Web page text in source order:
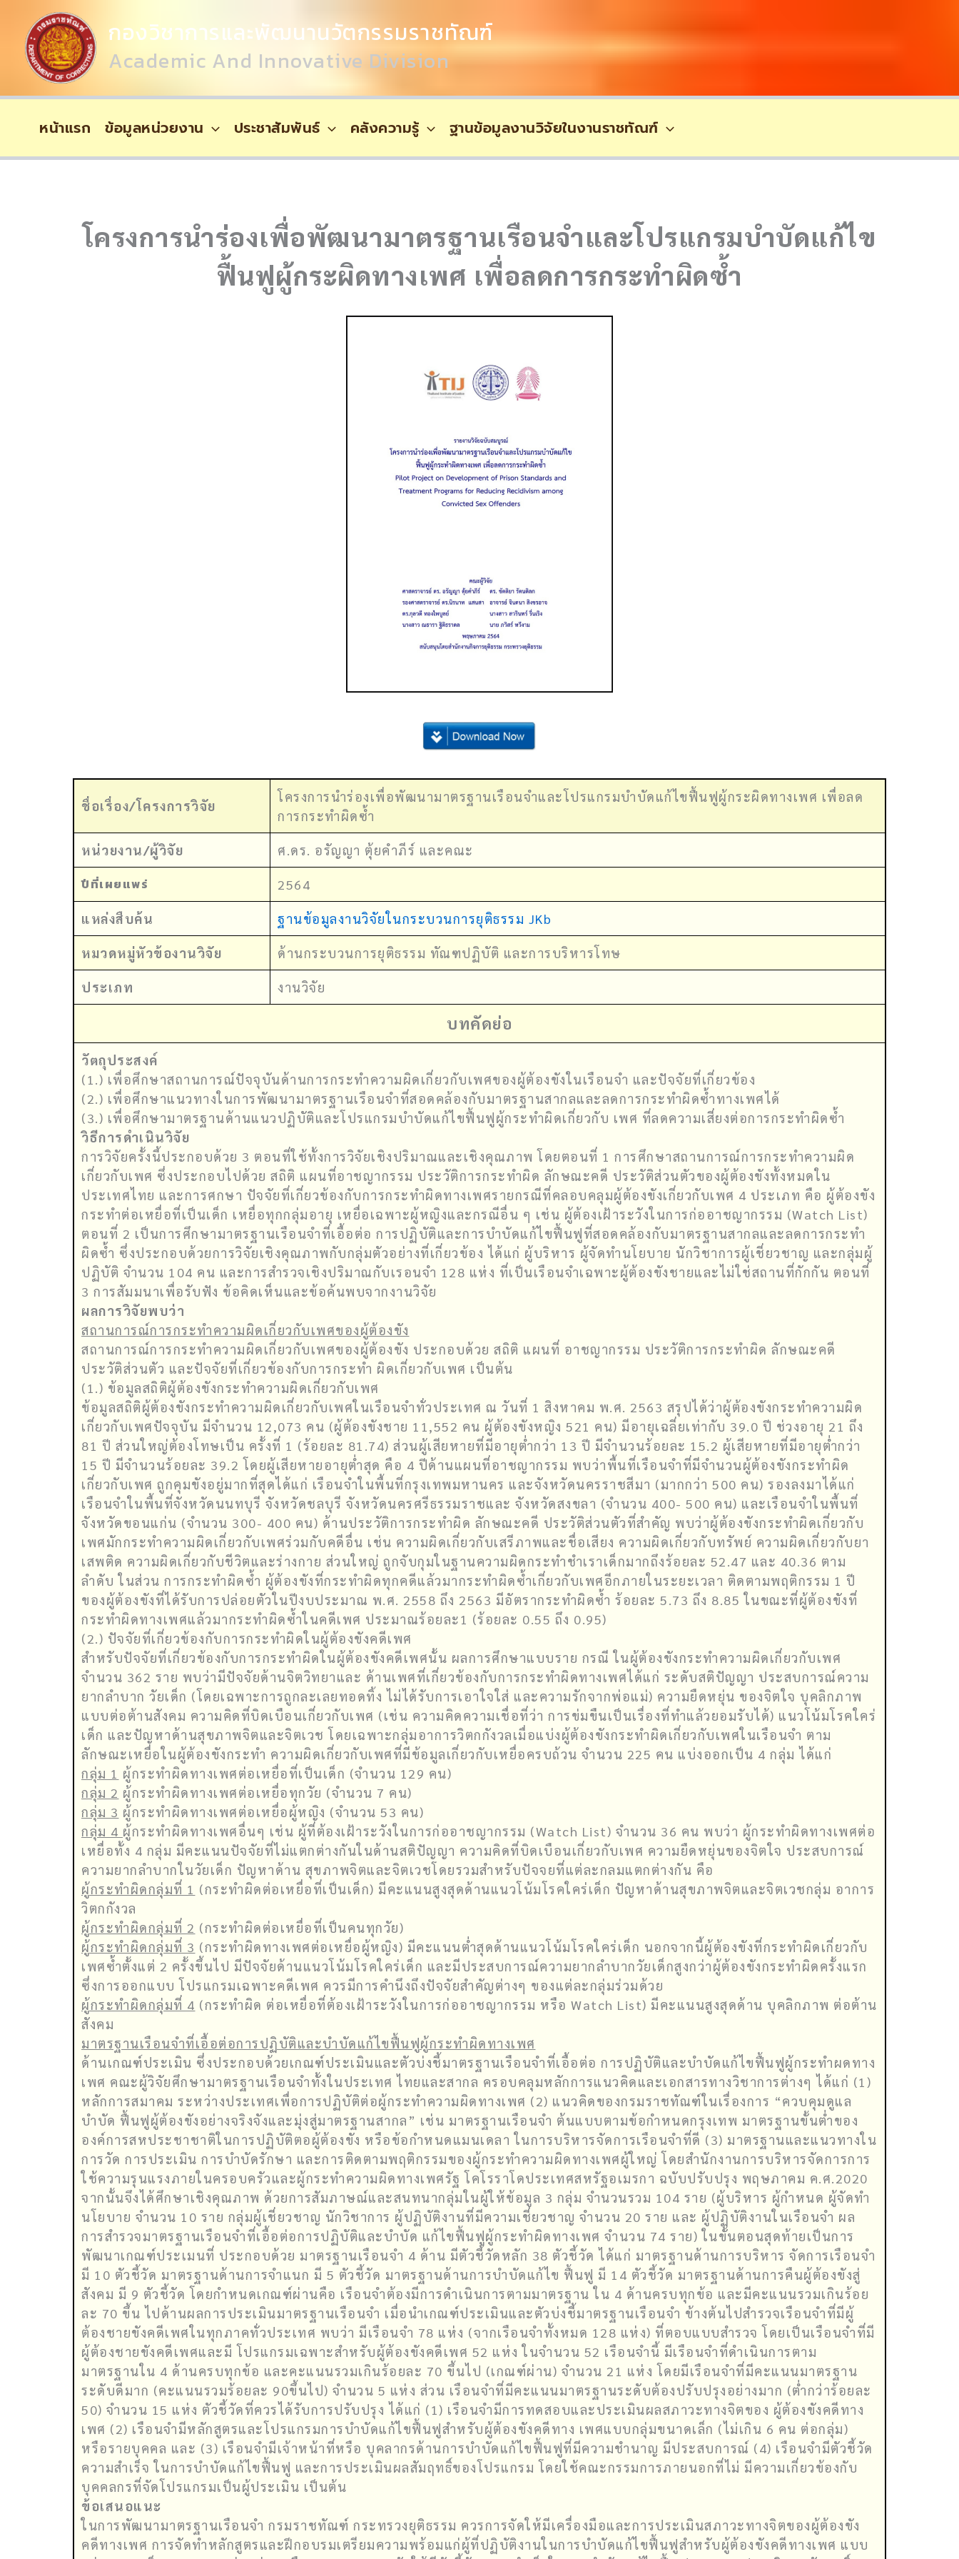
Content
Content
กองวิชาการและพัฒนานวัตกรรมราชทัณฑ์
Academic And Innovative Division
หน้าแรก ข้อมูลหน่วยงาน ประชาสัมพันธ์ คลังความรู้ ฐานข้อมูลงานวิจัยในงานราชทัณฑ์
โครงการนำร่องเพื่อพัฒนามาตรฐานเรือนจำและโปรแกรมบำบัดแก้ไข
ฟื้นฟูผู้กระผิดทางเพศ เพื่อลดการกระทำผิดซ้ำ
ชื่อเรื่อง/โครงการวิจัย
โครงการนำร่องเพื่อพัฒนามาตรฐานเรือนจำและโปรแกรมบำบัดแก้ไขฟื้นฟูผู้กระผิดทางเพศ เพื่อลด
การกระทำผิดซ้ำ
หน่วยงาน/ผู้วิจัย ศ.ดร. อรัญญา ตุ้ยคําภีร์ และคณะ
ปีที่เผยแพร่ 2564
แหล่งสืบค้น ฐานข้อมูลงานวิจัยในกระบวนการยุติธรรม JKb
หมวดหมู่หัวข้องานวิจัย ด้านกระบวนการยุติธรรม ทัณฑปฏิบัติ และการบริหารโทษ
ประเภท งานวิจัย
บทคัดย่อ
วัตถุประสงค์
(1.) เพื่อศึกษาสถานการณ์ปัจจุบันด้านการกระทำความผิดเกี่ยวกับเพศของผู้ต้องขังในเรือนจำ และปัจจัยที่เกี่ยวข้อง
(2.) เพื่อศึกษาแนวทางในการพัฒนามาตรฐานเรือนจำที่สอดคล้องกับมาตรฐานสากลและลดการกระทำผิดซ้ำทางเพศได้
(3.) เพื่อศึกษามาตรฐานด้านแนวปฏิบัติและโปรแกรมบำบัดแก้ไขฟื้นฟูผู้กระทำผิดเกี่ยวกับ เพศ ที่ลดความเสี่ยงต่อการกระทำผิดซ้ำ
วิธีการดำเนินวิจัย
การวิจัยครั้งนี้ประกอบด้วย 3 ตอนที่ใช้ทั้งการวิจัยเชิงปริมาณและเชิงคุณภาพ โดยตอนที่ 1 การศึกษาสถานการณ์การกระทำความผิด
เกี่ยวกับเพศ ซึ่งประกอบไปด้วย สถิติ แผนที่อาชญากรรม ประวัติการกระทำผิด ลักษณะคดี ประวัติส่วนตัวของผู้ต้องขังทั้งหมดใน
ประเทศไทย และการศกษา ปัจจัยที่เกี่ยวข้องกับการกระทำผิดทางเพศรายกรณีที่คลอบคลุมผู้ต้องขังเกี่ยวกับเพศ 4 ประเภท คือ ผู้ต้องขัง
กระทำต่อเหยื่อที่เป็นเด็ก เหยื่อทุกกลุ่มอายุ เหยื่อเฉพาะผู้หญิงและกรณีอื่น ๆ เช่น ผู้ต้องเฝ้าระวังในการก่ออาชญากรรม (watch List)
ตอนที่ 2 เป็นการศึกษามาตรฐานเรือนจำที่เอื้อต่อ การปฏิบัติและการบำบัดแก้ไขฟื้นฟูที่สอดคล้องกับมาตรฐานสากลและลดการกระทำ
ผิดซ้ำ ซึ่งประกอบด้วยการวิจัยเชิงคุณภาพกับกลุ่มตัวอย่างที่เกี่ยวข้อง ได้แก่ ผู้บริหาร ผู้จัดทำนโยบาย นักวิชาการผู้เชี่ยวชาญ และกลุ่มผู้
ปฏิบัติ จำนวน 104 คน และการสำรวจเชิงปริมาณกับเรอนจำ 128 แห่ง ที่เป็นเรือนจำเฉพาะผู้ต้องขังชายและไม่ใช่สถานที่กักกัน ตอนที่
3 การสัมมนาเพื่อรับฟัง ข้อคิดเห็นและข้อค้นพบจากงานวิจัย
ผลการวิจัยพบว่า
สถานการณ์การกระทำความผิดเกี่ยวกับเพศของผู้ต้องขัง
สถานการณ์การกระทำความผิดเกี่ยวกับเพศของผู้ต้องขัง ประกอบด้วย สถิติ แผนที่ อาชญากรรม ประวัติการกระทำผิด ลักษณะคดี
ประวัติส่วนตัว และปัจจัยที่เกี่ยวข้องกับการกระทำ ผิดเกี่ยวกับเพศ เป็นต้น
(1.) ข้อมูลสถิติผู้ต้องขังกระทำความผิดเกี่ยวกับเพศ
ข้อมูลสถิติผู้ต้องขังกระทำความผิดเกี่ยวกับเพศในเรือนจำทั่วประเทศ ณ วันที่ 1 สิงหาคม พ.ศ. 2563 สรุปได้ว่าผู้ต้องขังกระทำความผิด
เกี่ยวกับเพศปัจจุบัน มีจำนวน 12,073 คน (ผู้ต้องขังชาย 11,552 คน ผู้ต้องขังหญิง 521 คน) มีอายุเฉลี่ยเท่ากับ 39.0 ปี ช่วงอายุ 21 ถึง
81 ปี ส่วนใหญ่ต้องโทษเป็น ครั้งที่ 1 (ร้อยละ 81.74) ส่วนผู้เสียหายที่มีอายุต่ำกว่า 13 ปี มีจำนวนร้อยละ 15.2 ผู้เสียหายที่มีอายุต่ำกว่า
15 ปี มีจำนวนร้อยละ 39.2 โดยผู้เสียหายอายุต่ำสุด คือ 4 ปีด้านแผนที่อาชญากรรม พบว่าพื้นที่เรือนจำที่มีจำนวนผู้ต้องขังกระทำผิด
เกี่ยวกับเพศ ถูกคุมขังอยู่มากที่สุดได้แก่ เรือนจำในพื้นที่กรุงเทพมหานคร และจังหวัดนครราชสีมา (มากกว่า 500 คน) รองลงมาได้แก่
เรือนจำในพื้นที่จังหวัดนนทบุรี จังหวัดชลบุรี จังหวัดนครศรีธรรมราชและ จังหวัดสงขลา (จำนวน 400- 500 คน) และเรือนจำในพื้นที่
จังหวัดขอนแก่น (จำนวน 300- 400 คน) ด้านประวัติการกระทำผิด ลักษณะคดี ประวัติส่วนตัวที่สำคัญ พบว่าผู้ต้องขังกระทำผิดเกี่ยวกับ
เพศมักกระทำความผิดเกี่ยวกับเพศร่วมกับคดีอื่น เช่น ความผิดเกี่ยวกับเสรีภาพและชื่อเสียง ความผิดเกี่ยวกับทรัพย์ ความผิดเกี่ยวกับยา
เสพติด ความผิดเกี่ยวกับชีวิตและร่างกาย ส่วนใหญ่ ถูกจับกุมในฐานความผิดกระทำชำเราเด็กมากถึงร้อยละ 52.47 และ 40.36 ตาม
ลำดับ ในส่วน การกระทำผิดซ้ำ ผู้ต้องขังที่กระทำผิดทุกคดีแล้วมากระทำผิดซ้ำเกี่ยวกับเพศอีกภายในระยะเวลา ติดตามพฤติกรรม 1 ปี
ของผู้ต้องขังที่ได้รับการปล่อยตัวในปีงบประมาณ พ.ศ. 2558 ถึง 2563 มีอัตรากระทำผิดซ้ำ ร้อยละ 5.73 ถึง 8.85 ในขณะที่ผู้ต้องขังที่
กระทำผิดทางเพศแล้วมากระทำผิดซ้ำในคดีเพศ ประมาณร้อยละ1 (ร้อยละ 0.55 ถึง 0.95)
(2.) ปัจจัยที่เกี่ยวข้องกับการกระทำผิดในผู้ต้องขังคดีเพศ
สำหรับปัจจัยที่เกี่ยวข้องกับการกระทำผิดในผู้ต้องขังคดีเพศนั้น ผลการศึกษาแบบราย กรณี ในผู้ต้องขังกระทำความผิดเกี่ยวกับเพศ
จำนวน 362 ราย พบว่ามีปัจจัยด้านจิตวิทยาและ ด้านเพศที่เกี่ยวข้องกับการกระทำผิดทางเพศได้แก่ ระดับสติปัญญา ประสบการณ์ความ
ยากลำบาก วัยเด็ก (โดยเฉพาะการถูกละเลยทอดทิ้ง ไม่ได้รับการเอาใจใส่ และความรักจากพ่อแม่) ความยืดหยุ่น ของจิตใจ บุคลิกภาพ
แบบต่อต้านสังคม ความคิดที่บิดเบือนเกี่ยวกับเพศ (เช่น ความคิดความเชื่อที่ว่า การข่มขืนเป็นเรื่องที่ทำแล้วยอมรับได้) แนวโน้มโรคใคร่
เด็ก และปัญหาด้านสุขภาพจิตและจิตเวช โดยเฉพาะกลุ่มอาการวิตกกังวลเมื่อแบ่งผู้ต้องขังกระทำผิดเกี่ยวกับเพศในเรือนจำ ตาม
ลักษณะเหยื่อในผู้ต้องขังกระทำ ความผิดเกี่ยวกับเพศที่มีข้อมูลเกี่ยวกับเหยื่อครบถ้วน จำนวน 225 คน แบ่งออกเป็น 4 กลุ่ม ได้แก่
กลุ่ม 1 ผู้กระทำผิดทางเพศต่อเหยื่อที่เป็นเด็ก (จำนวน 129 คน)
กลุ่ม 2 ผู้กระทำผิดทางเพศต่อเหยื่อทุกวัย (จำนวน 7 คน)
กลุ่ม 3 ผู้กระทำผิดทางเพศต่อเหยื่อผู้หญิง (จำนวน 53 คน)
กลุ่ม 4 ผู้กระทำผิดทางเพศอื่นๆ เช่น ผู้ที่ต้องเฝ้าระวังในการก่ออาชญากรรม (Watch List) จำนวน 36 คน พบว่า ผู้กระทำผิดทางเพศต่อ
เหยื่อทั้ง 4 กลุ่ม มีคะแนนปัจจัยที่ไม่แตกต่างกันในด้านสติปัญญา ความคิดที่บิดเบือนเกี่ยวกับเพศ ความยืดหยุ่นของจิตใจ ประสบการณ์
ความยากลำบากในวัยเด็ก ปัญหาด้าน สุขภาพจิตและจิตเวชโดยรวมสำหรับปัจจยที่แต่ละกลมแตกต่างกัน คือ
ผู้กระทำผิดกลุ่มที่ 1 (กระทำผิดต่อเหยื่อที่เป็นเด็ก) มีคะแนนสูงสุดด้านแนวโน้มโรคใคร่เด็ก ปัญหาด้านสุขภาพจิตและจิตเวชกลุ่ม อาการ
วิตกกังวล
ผู้กระทำผิดกลุ่มที่ 2 (กระทำผิดต่อเหยื่อที่เป็นคนทุกวัย)
ผู้กระทำผิดกลุ่มที่ 3 (กระทำผิดทางเพศต่อเหยื่อผู้หญิง) มีคะแนนต่ำสุดด้านแนวโน้มโรคใคร่เด็ก นอกจากนี้ผู้ต้องขังที่กระทำผิดเกี่ยวกับ
เพศซ้ำตั้งแต่ 2 ครั้งขึ้นไป มีปัจจัยด้านแนวโน้มโรคใคร่เด็ก และมีประสบการณ์ความยากลำบากวัยเด็กสูงกว่าผู้ต้องขังกระทำผิดครั้งแรก
ซึ่งการออกแบบ โปรแกรมเฉพาะคดีเพศ ควรมีการคำนึงถึงปัจจัยสำคัญต่างๆ ของแต่ละกลุ่มร่วมด้วย
ผู้กระทำผิดกลุ่มที่ 4 (กระทำผิด ต่อเหยื่อที่ต้องเฝ้าระวังในการก่ออาชญากรรม หรือ Watch List) มีคะแนนสูงสุดด้าน บุคลิกภาพ ต่อต้าน
สังคม
มาตรฐานเรือนจำที่เอื้อต่อการปฏิบัติและบำบัดแก้ไขฟื้นฟูผู้กระทำผิดทางเพศ
ด้านเกณฑ์ประเมิน ซึ่งประกอบด้วยเกณฑ์ประเมินและตัวบ่งชี้มาตรฐานเรือนจำที่เอื้อต่อ การปฏิบัติและบำบัดแก้ไขฟื้นฟูผู้กระทำผดทาง
เพศ คณะผู้วิจัยศึกษามาตรฐานเรือนจำทั้งในประเทศ ไทยและสากล ครอบคลุมหลักการแนวคิดและเอกสารทางวิชาการต่างๆ ได้แก่ (1)
หลักการสมาคม ระหว่างประเทศเพื่อการปฏิบัติต่อผู้กระทำความผิดทางเพศ (2) แนวคิดของกรมราชทัณฑ์ในเรื่องการ “ควบคุมดูแล
บำบัด ฟื้นฟูผู้ต้องขังอย่างจริงจังและมุ่งสู่มาตรฐานสากล” เช่น มาตรฐานเรือนจำ ต้นแบบตามข้อกำหนดกรุงเทพ มาตรฐานขั้นต่ำของ
องค์การสหประชาชาติในการปฏิบัติตอผู้ต้องขัง หรือข้อกำหนดแมนเดลา ในการบริหารจัดการเรือนจำที่ดี (3) มาตรฐานและแนวทางใน
การวัด การประเมิน การบำบัดรักษา และการติดตามพฤติกรรมของผู้กระทำความผิดทางเพศผู้ใหญ่ โดยสำนักงานการบริหารจัดการการ
ใช้ความรุนแรงภายในครอบครัวและผู้กระทำความผิดทางเพศรัฐ โคโรราโดประเทศสหรัฐอเมรกา ฉบับปรับปรุง พฤษภาคม ค.ศ.2020
จากนั้นจึงได้ศึกษาเชิงคุณภาพ ด้วยการสัมภาษณ์และสนทนากลุ่มในผู้ให้ข้อมูล 3 กลุ่ม จำนวนรวม 104 ราย (ผู้บริหาร ผู้กำหนด ผู้จัดทำ
นโยบาย จำนวน 10 ราย กลุ่มผู้เชี่ยวชาญ นักวิชาการ ผู้ปฏิบัติงานที่มีความเชี่ยวชาญ จำนวน 20 ราย และ ผู้ปฏิบัติงานในเรือนจำ ผล
การสำรวจมาตรฐานเรือนจำที่เอื้อต่อการปฏิบัติและบำบัด แก้ไขฟื้นฟูผู้กระทำผิดทางเพศ จำนวน 74 ราย) ในขั้นตอนสุดท้ายเป็นการ
พัฒนาเกณฑ์ประเมนที่ ประกอบด้วย มาตรฐานเรือนจำ 4 ด้าน มีตัวชี้วัดหลัก 38 ตัวชี้วัด ได้แก่ มาตรฐานด้านการบริหาร จัดการเรือนจำ
มี 10 ตัวชี้วัด มาตรฐานด้านการจำแนก มี 5 ตัวชี้วัด มาตรฐานด้านการบำบัดแก้ไข ฟื้นฟู มี 14 ตัวชี้วัด มาตรฐานด้านการคืนผู้ต้องขังสู่
สังคม มี 9 ตัวชี้วัด โดยกำหนดเกณฑ์ผ่านคือ เรือนจำต้องมีการดำเนินการตามมาตรฐาน ใน 4 ด้านครบทุกข้อ และมีคะแนนรวมเกินร้อย
ละ 70 ขึ้น ไปด้านผลการประเมินมาตรฐานเรือนจำ เมื่อนำเกณฑ์ประเมินและตัวบ่งชี้มาตรฐานเรือนจำ ข้างต้นไปสำรวจเรือนจำที่มีผู้
ต้องชายขังคดีเพศในทุกภาคทั่วประเทศ พบว่า มีเรือนจำ 78 แห่ง (จากเรือนจำทั้งหมด 128 แห่ง) ที่ตอบแบบสำรวจ โดยเป็นเรือนจำที่มี
ผู้ต้องชายขังคดีเพศและมี โปรแกรมเฉพาะสำหรับผู้ต้องขังคดีเพศ 52 แห่ง ในจำนวน 52 เรือนจำนี้ มีเรือนจำที่ดำเนินการตาม
มาตรฐานใน 4 ด้านครบทุกข้อ และคะแนนรวมเกินร้อยละ 70 ขึ้นไป (เกณฑ์ผ่าน) จำนวน 21 แห่ง โดยมีเรือนจำที่มีคะแนนมาตรฐาน
ระดับดีมาก (คะแนนรวมร้อยละ 90ขึ้นไป) จำนวน 5 แห่ง ส่วน เรือนจำที่มีคะแนนมาตรฐานระดับต้องปรับปรุงอย่างมาก (ต่ำกว่าร้อยละ
50) จำนวน 15 แห่ง ตัวชี้วัดที่ควรได้รับการปรับปรุง ได้แก่ (1) เรือนจำมีการทดสอบและประเมินผลสภาวะทางจิตของ ผู้ต้องขังคดีทาง
เพศ (2) เรือนจำมีหลักสูตรและโปรแกรมการบำบัดแก้ไขฟื้นฟูสำหรับผู้ต้องขังคดีทาง เพศแบบกลุ่มขนาดเล็ก (ไม่เกิน 6 คน ต่อกลุ่ม)
หรือรายบุคคล และ (3) เรือนจำมีเจ้าหน้าที่หรือ บุคลากรด้านการบำบัดแก้ไขฟื้นฟูที่มีความชำนาญ มีประสบการณ์ (4) เรือนจำมีตัวชี้วัด
ความสำเร็จ ในการบำบัดแก้ไขฟื้นฟู และการประเมินผลสัมฤทธิ์ของโปรแกรม โดยใช้คณะกรรมการภายนอกที่ไม่ มีความเกี่ยวข้องกับ
บุคคลกรที่จัดโปรแกรมเป็นผู้ประเมิน เป็นต้น
ข้อเสนอแนะ
ในการพัฒนามาตรฐานเรือนจำ กรมราชทัณฑ์ กระทรวงยุติธรรม ควรการจัดให้มีเครื่องมือและการประเมินสภาวะทางจิตของผู้ต้องขัง
คดีทางเพศ การจัดทำหลักสูตรและฝึกอบรมเตรียมความพร้อมแก่ผู้ที่ปฏิบัติงานในการบำบัดแก้ไขฟื้นฟูสำหรับผู้ต้องขังคดีทางเพศ แบบ